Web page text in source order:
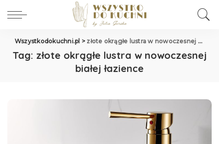
Wszystkodokuchni.pl > złote okrągłe lustra w nowoczesnej białej łazience
Tag: złote okrągłe lustra w nowoczesnej
białej łazience